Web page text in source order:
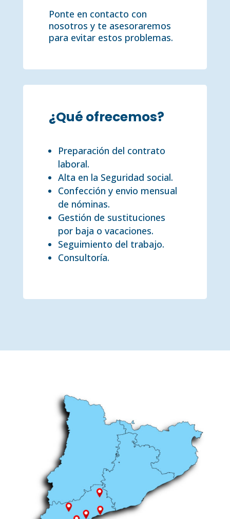
Ponte en contacto con
nosotros y te asesoraremos
para evitar estos problemas.
¿Qué ofrecemos?
Preparación del contrato
laboral.
Alta en la Seguridad social.
Confección y envio mensual
de nóminas.
Gestión de sustituciones
por baja o vacaciones.
Seguimiento del trabajo.
Consultoría.